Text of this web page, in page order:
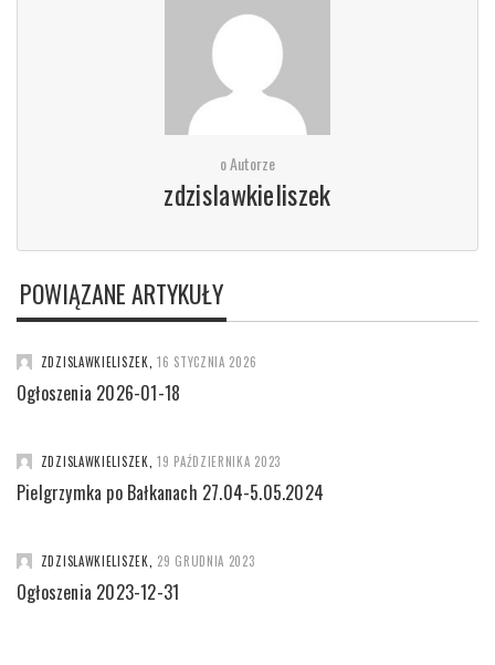
o Autorze
zdzislawkieliszek
POWIĄZANE ARTYKUŁY
ZDZISLAWKIELISZEK 16 STYCZNIA 2026
Ogłoszenia 2026-01-18
ZDZISLAWKIELISZEK 19 PAŹDZIERNIKA 2023
Pielgrzymka po Bałkanach 27.04-5.05.2024
ZDZISLAWKIELISZEK 29 GRUDNIA 2023
Ogłoszenia 2023-12-31